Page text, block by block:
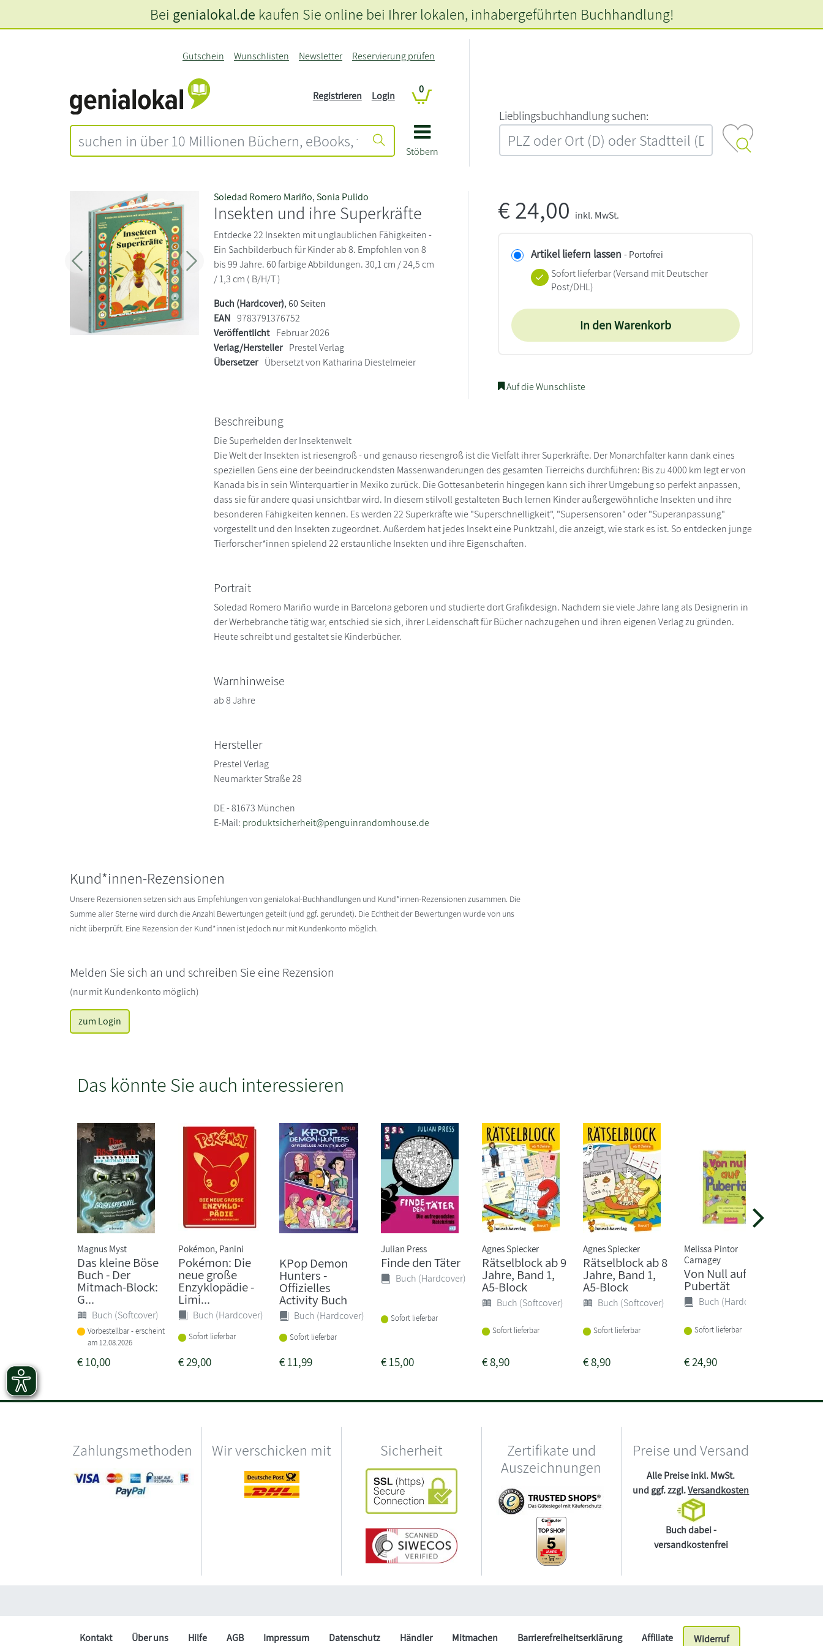
Stöbern
Gutschein Wunschlisten Newsletter Reservierung prüfen
Registrieren Login
0
L‍i‍e‍b‍l‍i‍n‍g‍s‍b‍u‍c‍h‍h‍a‍n‍d‍l‍u‍n‍g‍ ‍s‍u‍c‍h‍e‍n‍:‍
Bei genialokal.de kaufen Sie online bei Ihrer lokalen, inhabergeführten Buchhandlung!
Zurück Weiter
Soledad Romero Mariño, Sonia Pulido
Insekten und ihre Superkräfte
Entdecke 22 Insekten mit unglaublichen Fähigkeiten -
Ein Sachbilderbuch für Kinder ab 8. Empfohlen von 8
bis 99 Jahre. 60 farbige Abbildungen. 30,1 cm / 24,5 cm
/ 1,3 cm ( B/H/T )
Buch (Hardcover), 60 Seiten
EAN 9783791376752
Veröffentlicht Februar 2026
Verlag/Hersteller Prestel Verlag
Übersetzer Übersetzt von Katharina Diestelmeier
€24,00 inkl. MwSt.
Artikel liefern lassen - Portofrei
Sofort lieferbar(Versand mit Deutscher
Post/DHL)
In den Warenkorb
Auf die Wunschliste
Beschreibung
Die Superhelden der Insektenwelt
Die Welt der Insekten ist riesengroß - und genauso riesengroß ist die Vielfalt ihrer Superkräfte. Der Monarchfalter kann dank eines
speziellen Gens eine der beeindruckendsten Massenwanderungen des gesamten Tierreichs durchführen: Bis zu 4000 km legt er von
Kanada bis in sein Winterquartier in Mexiko zurück. Die Gottesanbeterin hingegen kann sich ihrer Umgebung so perfekt anpassen,
dass sie für andere quasi unsichtbar wird. In diesem stilvoll gestalteten Buch lernen Kinder außergewöhnliche Insekten und ihre
besonderen Fähigkeiten kennen. Es werden 22 Superkräfte wie "Superschnelligkeit", "Supersensoren" oder "Superanpassung"
vorgestellt und den Insekten zugeordnet. Außerdem hat jedes Insekt eine Punktzahl, die anzeigt, wie stark es ist. So entdecken junge
Tierforscher*innen spielend 22 erstaunliche Insekten und ihre Eigenschaften.
Portrait
Soledad Romero Mariño wurde in Barcelona geboren und studierte dort Grafikdesign. Nachdem sie viele Jahre lang als Designerin in
der Werbebranche tätig war, entschied sie sich, ihrer Leidenschaft für Bücher nachzugehen und ihren eigenen Verlag zu gründen.
Heute schreibt und gestaltet sie Kinderbücher.
Warnhinweise
ab 8 Jahre
Hersteller
Prestel Verlag
Neumarkter Straße 28
DE - 81673 München
E-Mail: produktsicherheit@penguinrandomhouse.de
Kund*innen-Rezensionen
Unsere Rezensionen setzen sich aus Empfehlungen von genialokal-Buchhandlungen und Kund*innen-Rezensionen zusammen. Die
Summe aller Sterne wird durch die Anzahl Bewertungen geteilt (und ggf. gerundet). Die Echtheit der Bewertungen wurde von uns
nicht überprüft. Eine Rezension der Kund*innen ist jedoch nur mit Kundenkonto möglich.
Melden Sie sich an und schreiben Sie eine Rezension
(nur mit Kundenkonto möglich)
zum Login
Das könnte Sie auch interessieren
Magnus Myst
Das kleine Böse
Buch - Der
Mitmach-Block:
G...
Buch (Softcover)
Vorbestellbar - erscheint
am 12.08.2026
€10,00
Pokémon, Panini
Pokémon: Die
neue große
Enzyklopädie -
Limi...
Buch (Hardcover)
Sofort lieferbar
€29,00
KPop Demon
Hunters -
Offizielles
Activity Buch
Buch (Hardcover)
Sofort lieferbar
€11,99
Julian Press
Finde den Täter
Buch (Hardcover)
Sofort lieferbar
€15,00
Agnes Spiecker
Rätselblock ab 9
Jahre, Band 1,
A5-Block
Buch (Softcover)
Sofort lieferbar
€8,90
Agnes Spiecker
Rätselblock ab 8
Jahre, Band 1,
A5-Block
Buch (Softcover)
Sofort lieferbar
€8,90
Melissa Pintor
Carnagey
Von Null auf
Pubertät
Buch (Hardcover)
Sofort lieferbar
€24,90
Zahlungsmethoden Wir verschicken mit Sicherheit
Zertifikate und
Auszeichnungen
Preise und Versand
Alle Preise inkl. MwSt.
und ggf. zzgl.Versandkosten
Buch dabei -
versandkostenfrei
Kontakt Über uns Hilfe AGB Impressum Datenschutz Händler Mitmachen Barrierefreiheitserklärung Affiliate Widerruf